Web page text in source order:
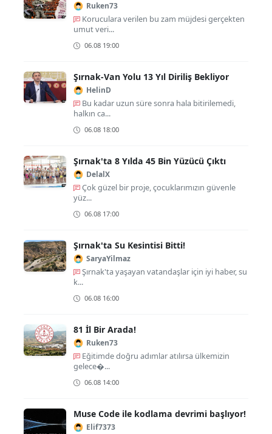
Ruken73
Koruculara verilen bu zam müjdesi gerçekten
umut veri...
06.08 19:00
Şırnak-Van Yolu 13 Yıl Diriliş Bekliyor
HelinD
Bu kadar uzun süre sonra hala bitirilemedi,
halkın ca...
06.08 18:00
Şırnak'ta 8 Yılda 45 Bin Yüzücü Çıktı
DelalX
Çok güzel bir proje, çocuklarımızın güvenle
yüz...
06.08 17:00
Şırnak'ta Su Kesintisi Bitti!
SaryaYilmaz
Şırnak'ta yaşayan vatandaşlar için iyi haber, su
k...
06.08 16:00
81 İl Bir Arada!
Ruken73
Eğitimde doğru adımlar atılırsa ülkemizin
gelece�...
06.08 14:00
Muse Code ile kodlama devrimi başlıyor!
Elif7373